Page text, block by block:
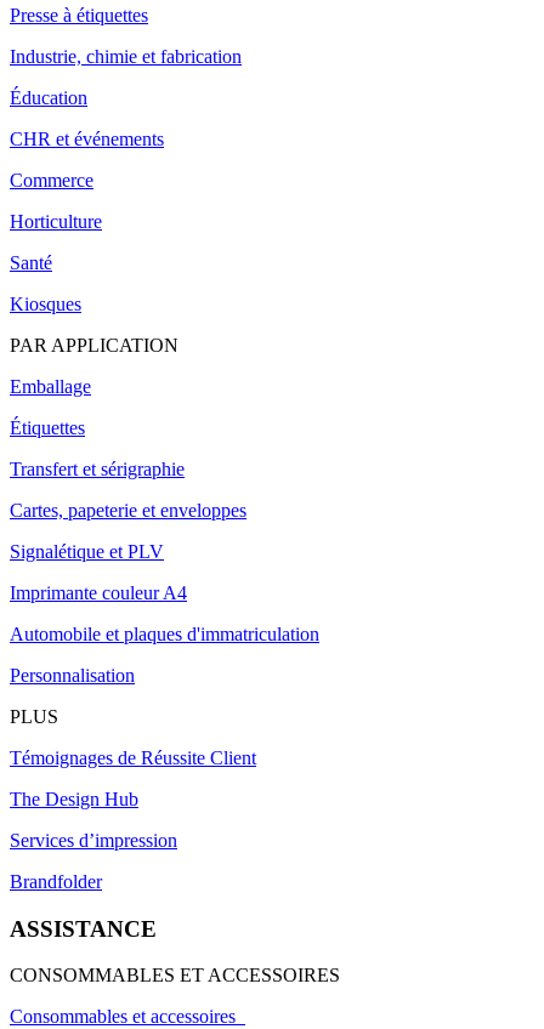
Presse à étiquettes
Industrie, chimie et fabrication
Éducation
CHR et événements
Commerce
Horticulture
Santé
Kiosques
PAR APPLICATION
Emballage
Étiquettes
Transfert et sérigraphie
Cartes, papeterie et enveloppes
Signalétique et PLV
Imprimante couleur A4
Automobile et plaques d'immatriculation
Personnalisation
PLUS
Témoignages de Réussite Client
The Design Hub
Services d’impression
Brandfolder
ASSISTANCE
CONSOMMABLES ET ACCESSOIRES
Consommables et accessoires